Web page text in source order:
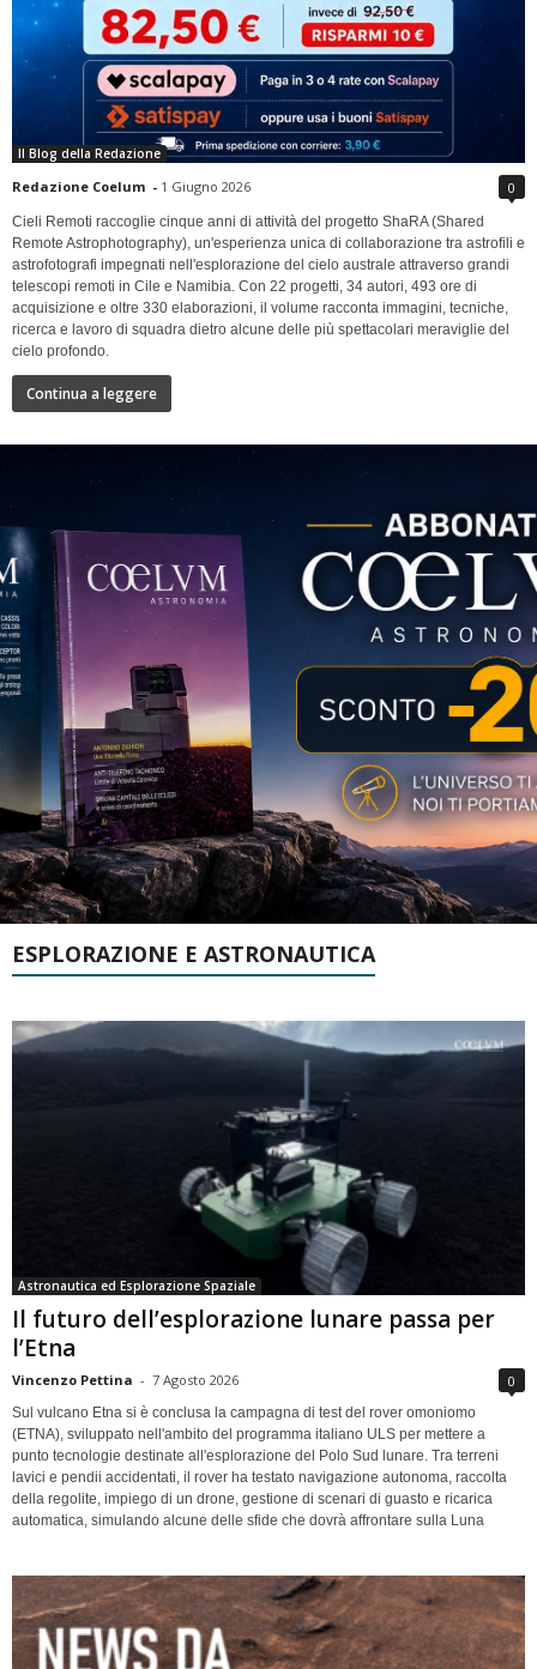
Il Blog della Redazione
Redazione Coelum - 1 Giugno 2026 0
Cieli Remoti raccoglie cinque anni di attività del progetto ShaRA (Shared
Remote Astrophotography), un'esperienza unica di collaborazione tra astrofili e
astrofotografi impegnati nell'esplorazione del cielo australe attraverso grandi
telescopi remoti in Cile e Namibia. Con 22 progetti, 34 autori, 493 ore di
acquisizione e oltre 330 elaborazioni, il volume racconta immagini, tecniche,
ricerca e lavoro di squadra dietro alcune delle più spettacolari meraviglie del
cielo profondo.
Continua a leggere
ESPLORAZIONE E ASTRONAUTICA
Astronautica ed Esplorazione Spaziale
Il futuro dell’esplorazione lunare passa per
l’Etna
Vincenzo Pettina - 7 Agosto 2026 0
Sul vulcano Etna si è conclusa la campagna di test del rover omoniomo
(ETNA), sviluppato nell'ambito del programma italiano ULS per mettere a
punto tecnologie destinate all'esplorazione del Polo Sud lunare. Tra terreni
lavici e pendii accidentati, il rover ha testato navigazione autonoma, raccolta
della regolite, impiego di un drone, gestione di scenari di guasto e ricarica
automatica, simulando alcune delle sfide che dovrà affrontare sulla Luna